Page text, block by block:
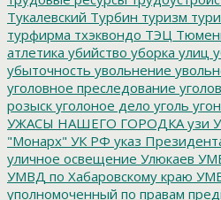
Тукалевский Турбин туризм
турфирма тхэквондо ТЭЦ
атлетика убийство уборка улиц
убыточность увольнение
уголовное преследование
розыск уголоное дело уголь угон
УЖАСЫ НАШЕГО ГОРОДКА узи
"Монарх" УК РФ указ
уличное освещение Улюкаев
УМВД по Хабаровскому краю
уполномоченный по правам